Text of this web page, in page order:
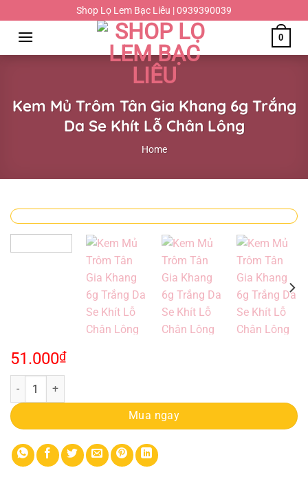
đến
dung
Shop Lọ Lem Bạc Liêu | 0939390039
0
Kem Mủ Trôm Tân Gia Khang 6g Trắng
Da Se Khít Lỗ Chân Lông
Home
51.000₫
Kem Mủ Trôm Tân Gia Khang 6g Trắng Da Se Khít Lỗ Chân Lông
Mua ngay